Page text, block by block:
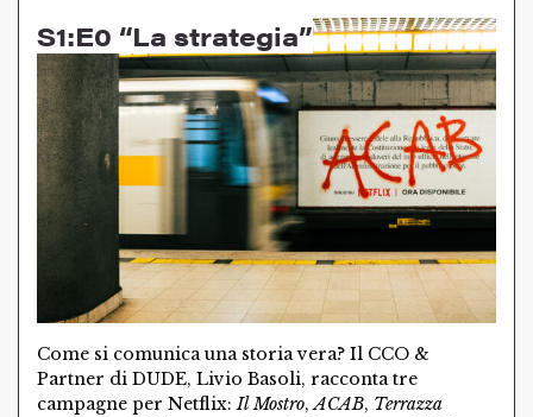
S1:E0 “La strategia”
Come si comunica una storia vera? Il CCO &
Partner di DUDE, Livio Basoli, racconta tre
campagne per Netflix:Il Mostro,ACAB, Terrazza